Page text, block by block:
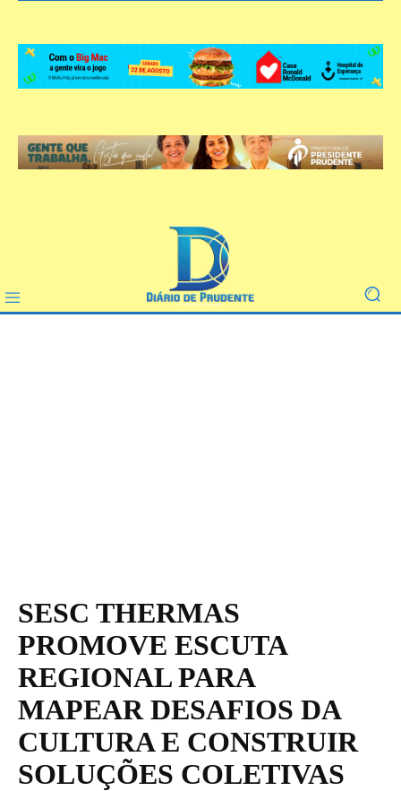
SESC THERMAS
PROMOVE ESCUTA
REGIONAL PARA
MAPEAR DESAFIOS DA
CULTURA E CONSTRUIR
SOLUÇÕES COLETIVAS